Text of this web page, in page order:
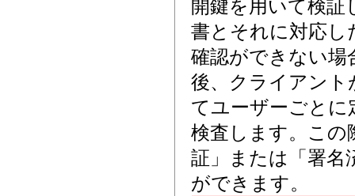
書とそれに対応
確認ができない場
後、クライアント
てユーザーごと
検査します。この
証」または「署名
ができます。